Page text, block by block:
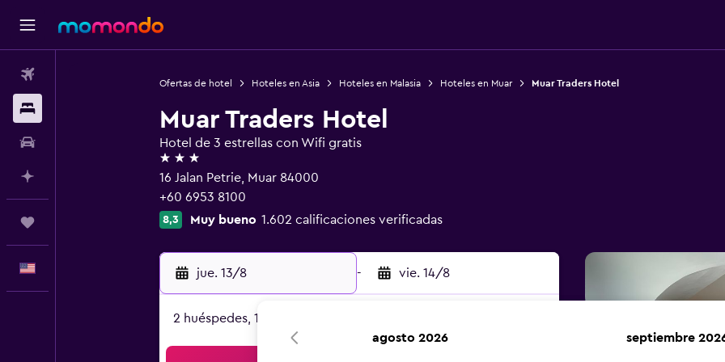
Ofertas de hotel Hoteles en Asia Hoteles en Malasia Hoteles en Muar Muar Traders Hotel
Muar Traders Hotel
Hotel de 3 estrellas con Wifi gratis
3 estrellas
16 Jalan Petrie, Muar 84000
+60 6953 8100
8,3 Muy bueno 1.602 calificaciones verificadas
jue. 13/8 - vie. 14/8
2 huéspedes, 1 habitación
agosto 2026 septiembre